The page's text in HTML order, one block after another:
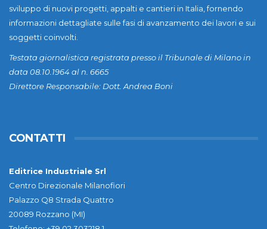
sviluppo di nuovi progetti, appalti e cantieri in Italia, fornendo
informazioni dettagliate sulle fasi di avanzamento dei lavori e sui
soggetti coinvolti.
Testata giornalistica registrata presso il Tribunale di Milano in
data 08.10.1964 al n. 6665
Direttore Responsabile: Dott. Andrea Boni
CONTATTI
Editrice Industriale Srl
Centro Direzionale Milanofiori
Palazzo Q8 Strada Quattro
20089 Rozzano (MI)